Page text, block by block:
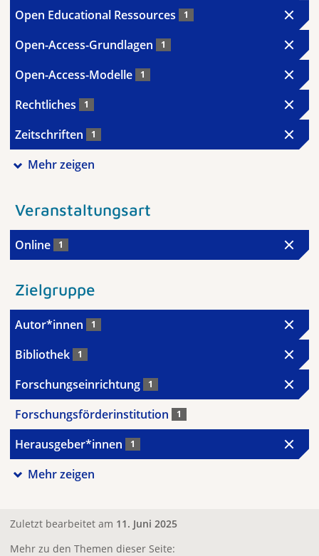
Open Educational Ressources 1
Open-Access-Grundlagen 1
Open-Access-Modelle 1
Rechtliches 1
Zeitschriften 1
Mehr zeigen
Veranstaltungsart
Online 1
Zielgruppe
Autor*innen 1
Bibliothek 1
Forschungseinrichtung 1
Forschungsförderinstitution 1
Herausgeber*innen 1
Mehr zeigen
Zuletzt bearbeitet am 11. Juni 2025
Mehr zu den Themen dieser Seite: